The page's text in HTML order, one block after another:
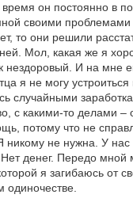
он постоянно в
своими
то они решили
Мол, какая же я
нездоровый. И на мне
я не могу
случайными
с какими-то делами –
потому что не
никому не нужна. У
денег. Передо мной
я загибаюсь от
одиночестве.